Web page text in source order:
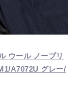
ウール ノープリ
A7072U グレー/